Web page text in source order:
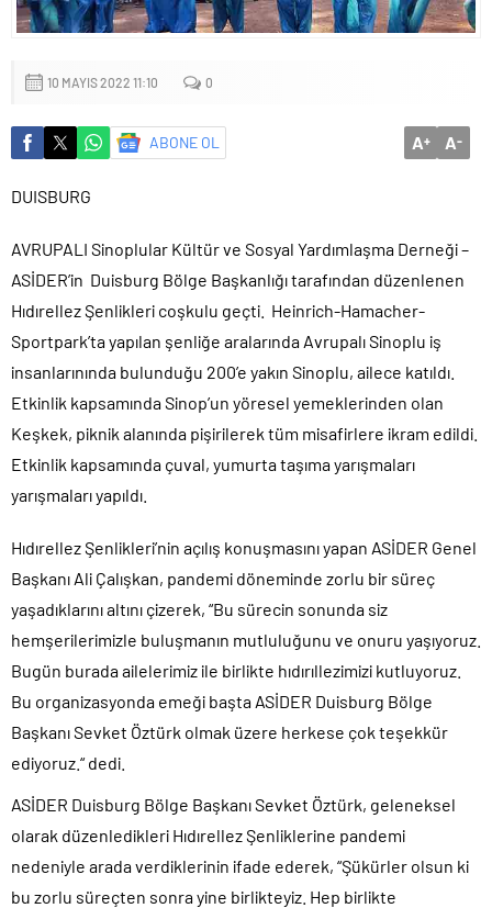
VakıfBank’ın aktif büyüklüğü yıllık bazda yüzde 28 artışla 5,8
10 MAYIS 2022 11:10 0
ABONE OL A+ A-
DUISBURG
AVRUPALI Sinoplular Kültür ve Sosyal Yardımlaşma Derneği –
ASİDER’in Duisburg Bölge Başkanlığı tarafından düzenlenen
Hıdırellez Şenlikleri coşkulu geçti. Heinrich-Hamacher-
Sportpark’ta yapılan şenliğe aralarında Avrupalı Sinoplu iş
insanlarınında bulunduğu 200’e yakın Sinoplu, ailece katıldı.
Etkinlik kapsamında Sinop’un yöresel yemeklerinden olan
Keşkek, piknik alanında pişirilerek tüm misafirlere ikram edildi.
Etkinlik kapsamında çuval, yumurta taşıma yarışmaları
yarışmaları yapıldı.
Hıdırellez Şenlikleri’nin açılış konuşmasını yapan ASİDER Genel
Başkanı Ali Çalışkan, pandemi döneminde zorlu bir süreç
yaşadıklarını altını çizerek, “Bu sürecin sonunda siz
hemşerilerimizle buluşmanın mutluluğunu ve onuru yaşıyoruz.
Bugün burada ailelerimiz ile birlikte hıdırıllezimizi kutluyoruz.
Bu organizasyonda emeği başta ASİDER Duisburg Bölge
Başkanı Sevket Öztürk olmak üzere herkese çok teşekkür
ediyoruz.“ dedi.
ASİDER Duisburg Bölge Başkanı Sevket Öztürk, geleneksel
olarak düzenledikleri Hıdırellez Şenliklerine pandemi
nedeniyle arada verdiklerinin ifade ederek, “Şükürler olsun ki
bu zorlu süreçten sonra yine birlikteyiz. Hep birlikte